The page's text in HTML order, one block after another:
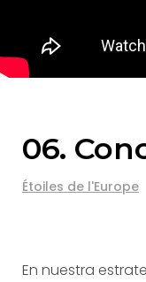
06.
Étoiles de l'Europe
En nuestra